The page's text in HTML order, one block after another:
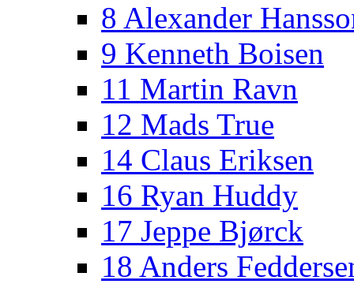
8 Alexander
9 Kenneth Boisen
11 Martin Ravn
12 Mads True
14 Claus Eriksen
16 Ryan Huddy
17 Jeppe Bjørck
18 Anders